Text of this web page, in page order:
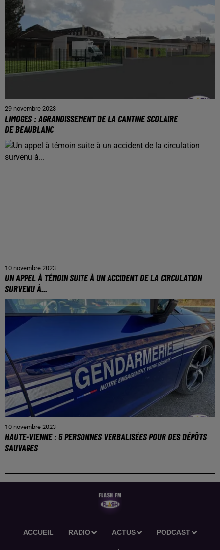
29 novembre 2023
LIMOGES : AGRANDISSEMENT DE LA CANTINE SCOLAIRE
DE BEAUBLANC
10 novembre 2023
UN APPEL À TÉMOIN SUITE À UN ACCIDENT DE LA CIRCULATION
SURVENU À...
10 novembre 2023
HAUTE-VIENNE : 5 PERSONNES VERBALISÉES POUR DES DÉPÔTS
SAUVAGES
ACCUEIL RADIO ACTUS PODCAST